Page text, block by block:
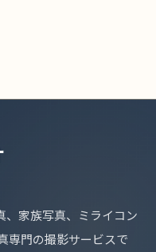
、家族写真、ミライコン
専門の撮影サービスで